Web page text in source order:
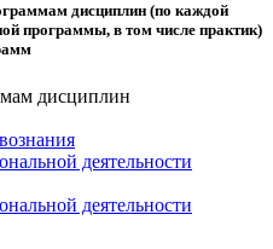
дисциплин (по каждой
программы, в том числе практик)
дисциплин
деятельности
деятельности